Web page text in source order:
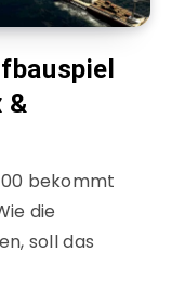
&
bekommt
die
soll das